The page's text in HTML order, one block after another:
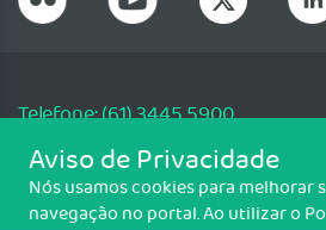
Telefone: (61) 3445 5900
Email: cfm@portalmedico.org.br
SGAS 616, Conjunto D, Lote 115, L2 Sul,
CNPJ: 33.583.550/0001-30
Aviso de Privacidade
Nós usamos cookies para melhorar
navegação no portal. Ao utilizar o